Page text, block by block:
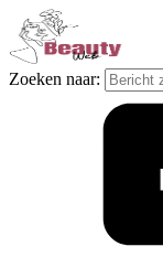
Zoeken naar: